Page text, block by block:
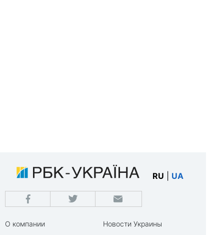
RU UA
О компании
Новости Украины